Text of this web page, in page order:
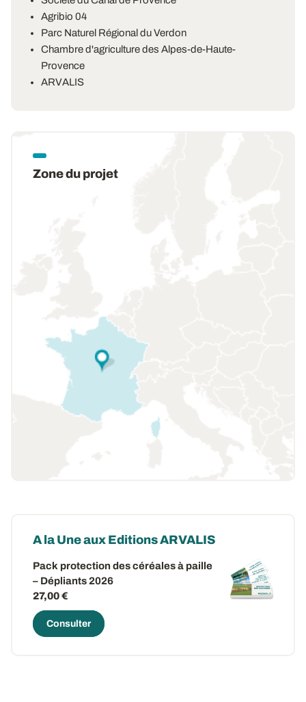
Agribio 04
Parc Naturel Régional du Verdon
Chambre d'agriculture des Alpes-de-Haute-
Provence
ARVALIS
Zone du projet
A la Une aux Editions ARVALIS
Pack protection des céréales à paille
– Dépliants 2026
27,00 €
Consulter